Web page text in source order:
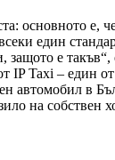
основното е,
един
защото е
IP Taxi – един
автомобил в
на собствен